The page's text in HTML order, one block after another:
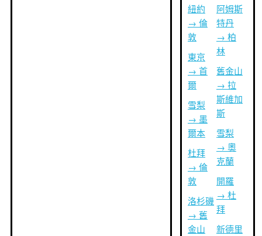
紐約
→ 倫
敦
東京
→ 首
爾
雪梨
→ 墨
爾本
杜拜
→ 倫
敦
洛杉磯
→ 舊
金山
阿姆斯
特丹
→ 柏
林
舊金山
→ 拉
斯維加
斯
雪梨
→ 奧
克蘭
開羅
→ 杜
拜
新德里